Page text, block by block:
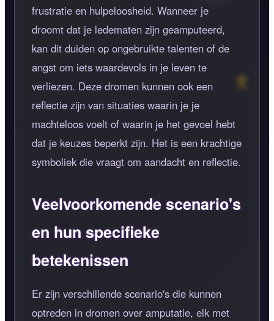
frustratie en hulpeloosheid. Wanneer je
droomt dat je ledematen zijn geamputeerd,
kan dit duiden op ongebruikte talenten of de
angst om iets waardevols in je leven te
verliezen. Deze dromen kunnen ook een
reflectie zijn van situaties waarin je je
machteloos voelt of waarin je het gevoel hebt
dat je keuzes beperkt zijn. Het is een krachtige
symboliek die vraagt om aandacht en reflectie.
Veelvoorkomende scenario's
en hun specifieke
betekenissen
Er zijn verschillende scenario's die kunnen
optreden in dromen over amputatie, elk met